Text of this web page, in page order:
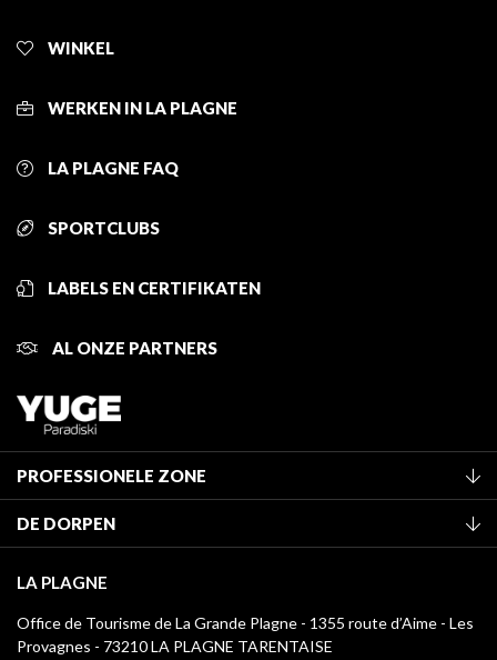
WINKEL
WERKEN IN LA PLAGNE
LA PLAGNE FAQ
SPORTCLUBS
LABELS EN CERTIFIKATEN
AL ONZE PARTNERS
PROFESSIONELE ZONE
Classificatie van de gemeubileerde accommodaties
Verblijfstaks
Mediatheek
La Plagne logo's
DE DORPEN
Montchavin - Les Coches
Champagny-en-Vanoise
LA PLAGNE
Office de Tourisme de La Grande Plagne - 1355 route d’Aime - Les
Provagnes - 73210 LA PLAGNE TARENTAISE